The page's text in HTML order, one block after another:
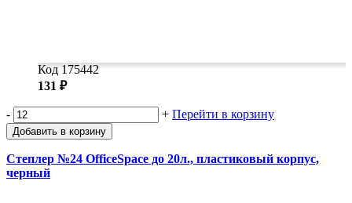
Код 175442
131 ₽
- + Перейти в корзину
Добавить в корзину
Степлер №24 OfficeSpace до 20л., пластиковый корпус,
черный